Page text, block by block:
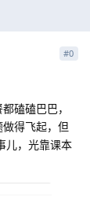
#0
磕磕巴巴，
得飞起，但
儿，光靠课本